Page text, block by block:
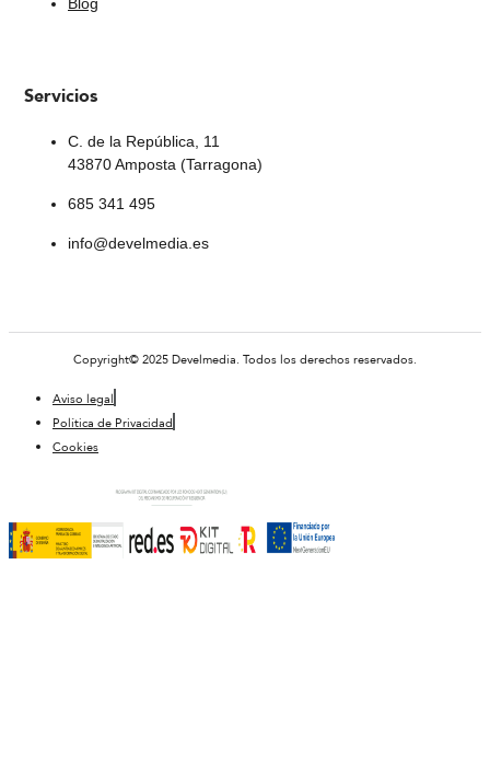
Blog
Servicios
C. de la República, 11
43870 Amposta (Tarragona)
685 341 495
info@develmedia.es
Copyright© 2025 Develmedia. Todos los derechos reservados.
Aviso legal
Política de Privacidad
Cookies